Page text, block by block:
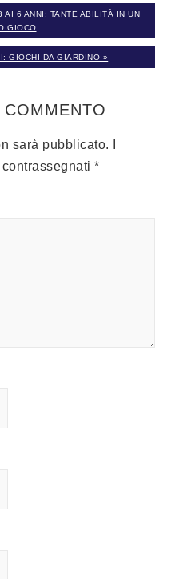
AI 6 ANNI: TANTE ABILITÀ IN UN
GIOCO
GIOCHI DA GIARDINO »
sarà pubblicato.
*